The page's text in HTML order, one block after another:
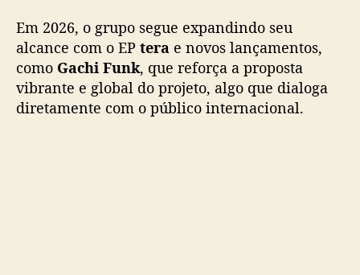
r
p
a
l
c
Em 2026, o grupo segue expandindo seu
alcance com o EP tera e novos lançamentos,
como Gachi Funk, que reforça a proposta
vibrante e global do projeto, algo que dialoga
diretamente com o público internacional.